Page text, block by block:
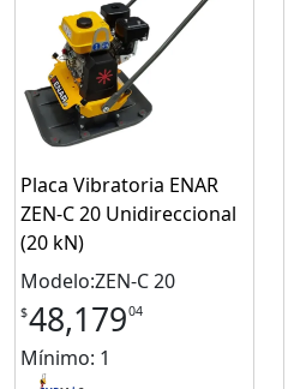
Placa Vibratoria ENAR
ZEN‑C 20 Unidireccional
(20 kN)
Modelo:ZEN-C 20
$48,17904
Mínimo: 1